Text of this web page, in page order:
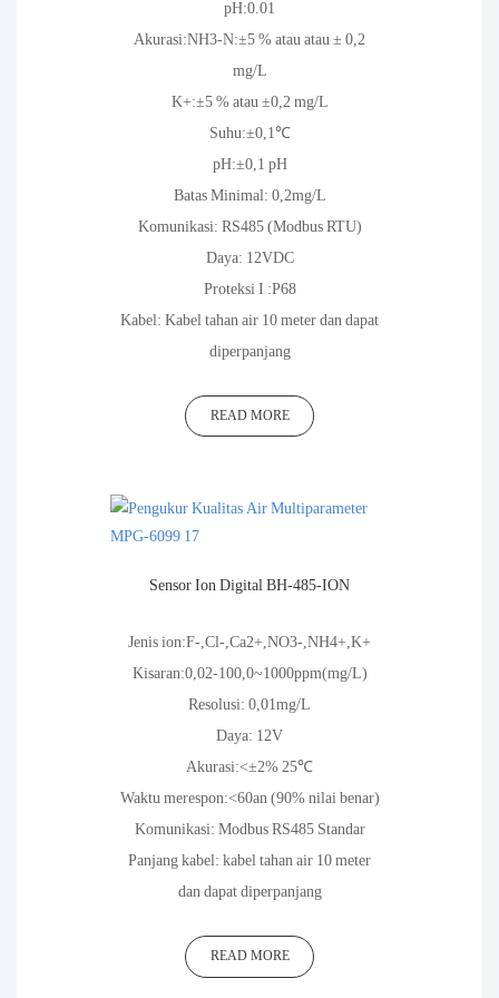
pH:0.01
Akurasi:NH3-N:±5 % atau atau ± 0,2
mg/L
K+:±5 % atau ±0,2 mg/L
Suhu:±0,1℃
pH:±0,1 pH
Batas Minimal: 0,2mg/L
Komunikasi: RS485 (Modbus RTU)
Daya: 12VDC
Proteksi I :P68
Kabel: Kabel tahan air 10 meter dan dapat
diperpanjang
READ MORE
Sensor Ion Digital BH-485-ION
Jenis ion:F-,Cl-,Ca2+,NO3-,NH4+,K+
Kisaran:0,02-100,0~1000ppm(mg/L)
Resolusi: 0,01mg/L
Daya: 12V
Akurasi:<±2% 25℃
Waktu merespon:<60an (90% nilai benar)
Komunikasi: Modbus RS485 Standar
Panjang kabel: kabel tahan air 10 meter
dan dapat diperpanjang
READ MORE